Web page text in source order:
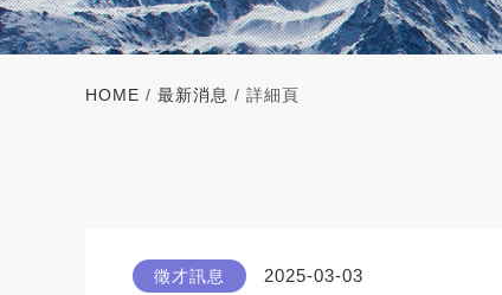
HOME / 最新消息 / 詳細頁
徵才訊息 2025-03-03